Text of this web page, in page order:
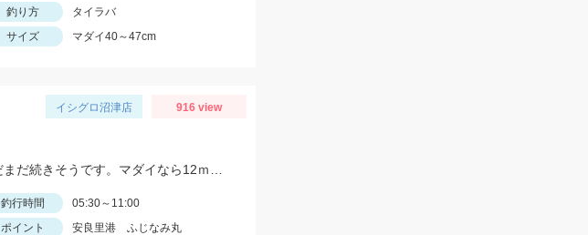
釣り方
タイラバ
サイズ マダイ40～47cm
イシグロ沼津店 916 view
釣行時間
05:30～11:00
ポイント
安良里港 ふじなみ丸